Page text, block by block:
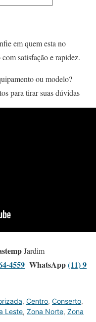
em quem esta no
satisfação e rapidez.
ou modelo?
para tirar suas dúvidas
Jardim
4559 WhatsApp(11) 9
, Centro, Conserto,
Leste, Zona Norte, Zona